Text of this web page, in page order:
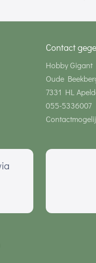
Contact
Hobby Gigant
Oude
7331 HL
055-5336007